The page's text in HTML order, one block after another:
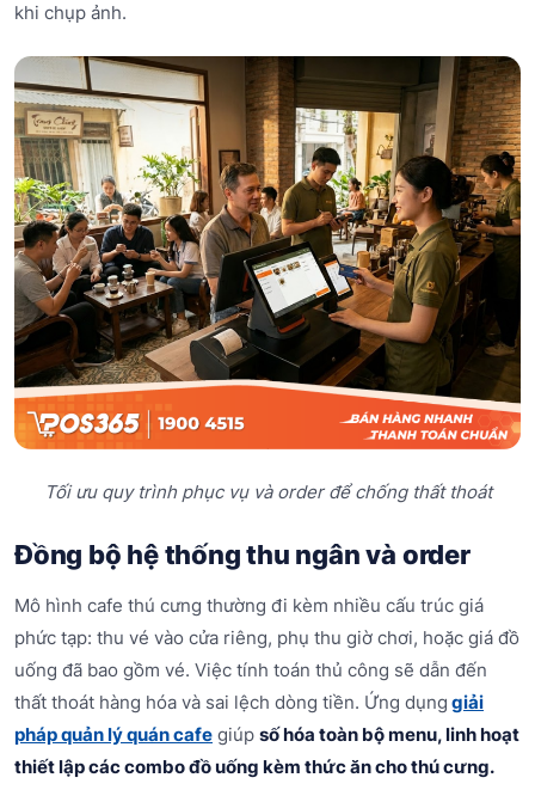
khi chụp ảnh.
Tối ưu quy trình phục vụ và order để chống thất thoát
Đồng bộ hệ thống thu ngân và order
Mô hình cafe thú cưng thường đi kèm nhiều cấu trúc giá
phức tạp: thu vé vào cửa riêng, phụ thu giờ chơi, hoặc giá đồ
uống đã bao gồm vé. Việc tính toán thủ công sẽ dẫn đến
thất thoát hàng hóa và sai lệch dòng tiền. Ứng dụng giải
pháp quản lý quán cafe giúp số hóa toàn bộ menu, linh hoạt
thiết lập các combo đồ uống kèm thức ăn cho thú cưng.